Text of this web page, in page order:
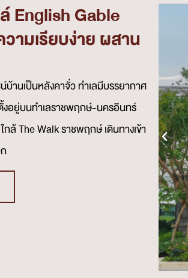
English Gable
ามเรียบง่าย ผสาน
านเป็นหลังคาจั่ว ทำเลมีบรรยากาศ
งอยู่บนทำเลราชพฤกษ์-นครอินทร์
ล้ The Walk ราชพฤกษ์ เดินทางเข้า